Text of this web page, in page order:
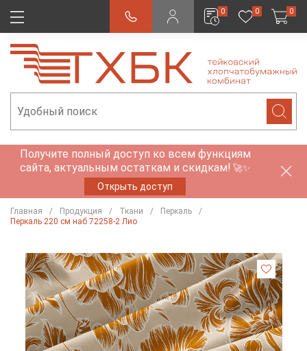
0 0 0
Получите полный доступ ко всем функциям
сайта, актуальным остаткам и скидкам! 🚀✨
Открыть доступ
Главная Продукция Ткани
Перкаль
Перкаль 220 см наб 72258-2 Лио